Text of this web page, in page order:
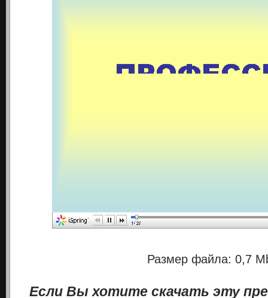
Размер файла: 0,7
Если Вы хотите скачать эту